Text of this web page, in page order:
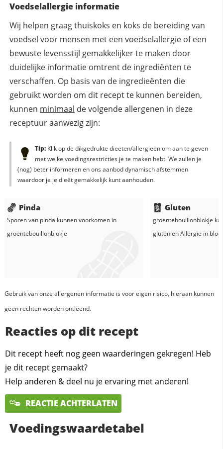
Voedselallergie informatie
Wij helpen graag thuiskoks en koks de bereiding van
voedsel voor mensen met een voedselallergie of een
bewuste levensstijl gemakkelijker te maken door
duidelijke informatie omtrent de ingrediënten te
verschaffen. Op basis van de ingredieënten die
gebruikt worden om dit recept te kunnen bereiden,
kunnen minimaal de volgende allergenen in deze
receptuur aanwezig zijn:
Tip:Klik op de dikgedrukte dieëten/allergieën om aan te geven
met welke voedingsrestricties je te maken hebt. We zullen je
(nog) beter informeren en ons aanbod dynamisch afstemmen
waardoor je je dieët gemakkelijk kunt aanhouden.
Pinda
Sporen van pinda kunnen voorkomen in
groentebouillonblokje
Gluten
groentebouillonblokje
gluten enAllergie in
Gebruik van onze allergenen informatie is voor eigen risico, hieraan kunnen
geen rechten worden ontleend.
Reacties op dit recept
Dit recept heeft nog geen waarderingen gekregen! Heb
je dit recept gemaakt?
Help anderen & deel nu je ervaring met anderen!
REACTIE ACHTERLATEN
Voedingswaardetabel